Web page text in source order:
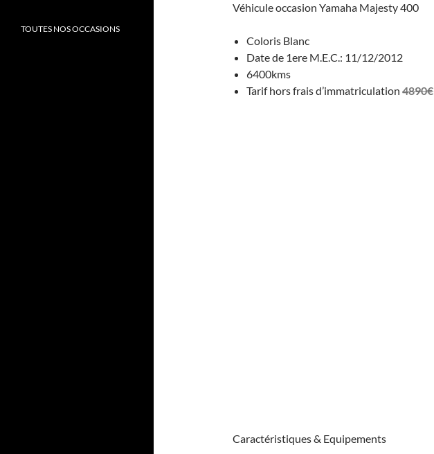
Véhicule occasion Yamaha Majesty 400
Coloris Blanc
Date de 1ere M.E.C.: 11/12/2012
6400kms
Tarif hors frais d’immatriculation 4890€
Caractéristiques & Equipements
TOUTES NOS OCCASIONS